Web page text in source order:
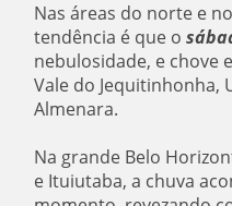
Nas áreas do norte e
tendência é que o
nebulosidade, e chove
Vale do Jequitinhonha,
Almenara.
Na grande Belo
e Ituiutaba, a chuva